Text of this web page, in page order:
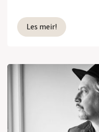
Les meir!